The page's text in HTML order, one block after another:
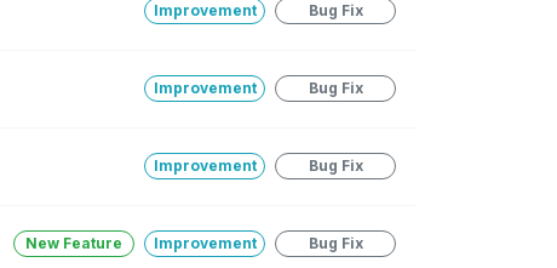
Improvement Bug Fix
Improvement Bug Fix
Improvement Bug Fix
New Feature Improvement Bug Fix